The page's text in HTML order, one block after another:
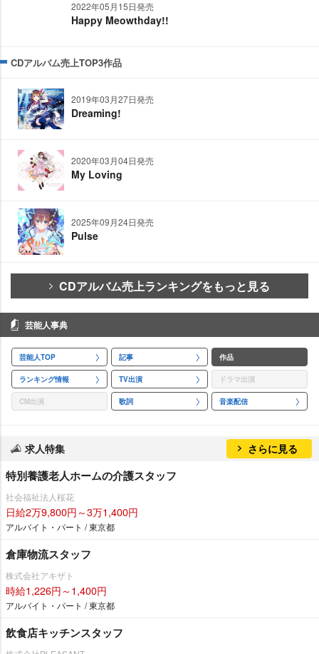
2022年05月15日発売
Happy Meowthday!!
CDアルバム売上TOP3作品
2019年03月27日発売
Dreaming!
2020年03月04日発売
My Loving
2025年09月24日発売
Pulse
CDアルバム売上ランキングをもっと見る
芸能人事典
芸能人TOP 記事 作品
ランキング情報 TV出演 ドラマ出演
CM出演 歌詞 音楽配信
求人特集 さらに見る
特別養護老人ホームの介護スタッフ
社会福祉法人桜花
日給2万9,800円～3万1,400円
アルバイト・パート / 東京都
倉庫物流スタッフ
株式会社アキザト
時給1,226円～1,400円
アルバイト・パート / 東京都
飲食店キッチンスタッフ